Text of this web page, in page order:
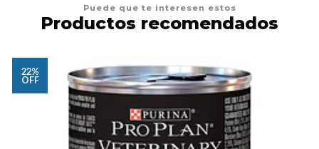
Puede que te interesen estos
Productos recomendados
22%
OFF